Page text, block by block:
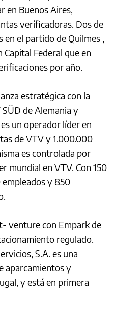
en Buenos Aires,
verificadoras. Dos de
en el partido de Quilmes ,
Federal que en
por año.
estratégica con la
de Alemania y
un operador líder en
de VTV y 1.000.000
es controlada por
mundial en VTV. Con 150
empleados y 850
venture con Empark de
regulado.
S.A. es una
aparcamientos y
y está en primera